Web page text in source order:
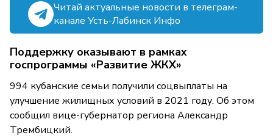
Читай актуальные новости в телеграм-
канале Усть-Лабинск Инфо
Поддержку оказывают в рамках
госпрограммы «Развитие ЖКХ»
994 кубанские семьи получили соцвыплаты на
улучшение жилищных условий в 2021 году. Об этом
сообщил вице-губернатор региона Александр
Трембицкий.